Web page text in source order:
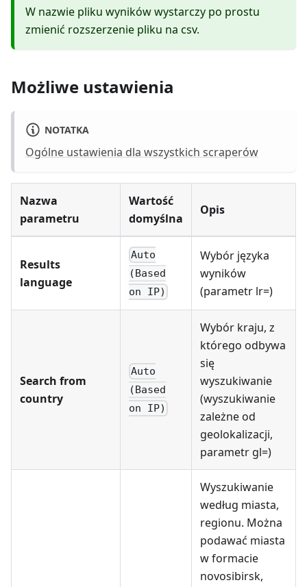
W nazwie pliku wyników wystarczy po prostu
zmienić rozszerzenie pliku na csv.
Możliwe ustawienia
NOTATKA
Ogólne ustawienia dla wszystkich scraperów
Nazwa
parametru
Wartość
domyślna
Opis
Results
language
Auto
(Based
on IP)
Wybór języka
wyników
(parametr lr=)
Search from
country
Auto
(Based
on IP)
Wybór kraju, z
którego odbywa
się
wyszukiwanie
(wyszukiwanie
zależne od
geolokalizacji,
parametr gl=)
Wyszukiwanie
według miasta,
regionu. Można
podawać miasta
w formacie
novosibirsk,